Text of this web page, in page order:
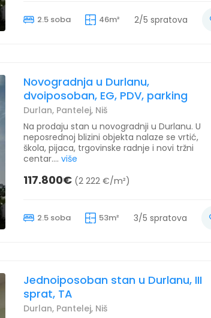
2.5 soba 46m² 2/5 spratova
Novogradnja u Durlanu,
dvoiposoban, EG, PDV, parking
Durlan, Pantelej, Niš
Na prodaju stan u novogradnji u Durlanu. U
neposrednoj blizini objekta nalaze se vrtić,
škola, pijaca, trgovinske radnje i novi tržni
centar.... više
117.800€ (2 222 €/m²)
2.5 soba 53m² 3/5 spratova
Jednoiposoban stan u Durlanu, III
sprat, TA
Durlan, Pantelej, Niš